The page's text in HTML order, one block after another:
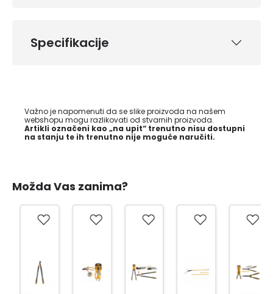
Specifikacije
Važno je napomenuti da se slike proizvoda na našem
webshopu mogu razlikovati od stvarnih proizvoda.
Artikli označeni kao „na upit“ trenutno nisu dostupni
na stanju te ih trenutno nije moguće naručiti.
Možda Vas zanima?